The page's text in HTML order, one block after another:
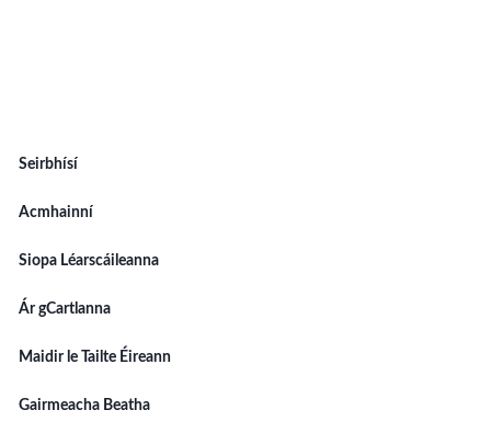
Seirbhísí
Acmhainní
Siopa Léarscáileanna
Ár gCartlanna
Maidir le Tailte Éireann
Gairmeacha Beatha